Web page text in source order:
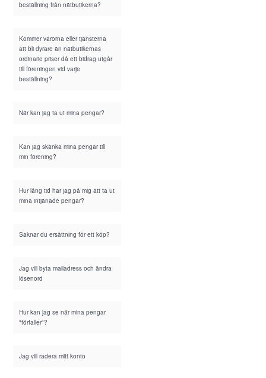
beställning från nätbutikerna?
Kommer varorna eller tjänsterna
att bli dyrare än nätbutikernas
ordinarie priser då ett bidrag utgår
till föreningen vid varje
beställning?
När kan jag ta ut mina pengar?
Kan jag skänka mina pengar till
min förening?
Hur lång tid har jag på mig att ta ut
mina intjänade pengar?
Saknar du ersättning för ett köp?
Jag vill byta mailadress och ändra
lösenord
Hur kan jag se när mina pengar
"förfaller"?
Jag vill radera mitt konto